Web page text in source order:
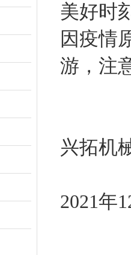
美好时
因疫情
游，注
兴拓机
2021年